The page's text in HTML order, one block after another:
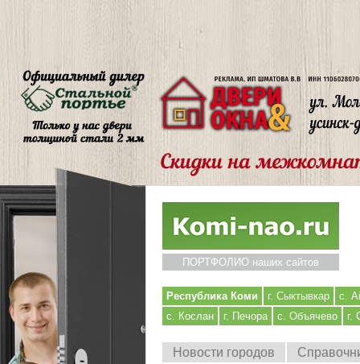
ПОРТФОЛИО наших сайтов
Республика Коми г. Сыктывкар
с.
с. Кослан
г. Печора с. Объячево г.
Новости городов